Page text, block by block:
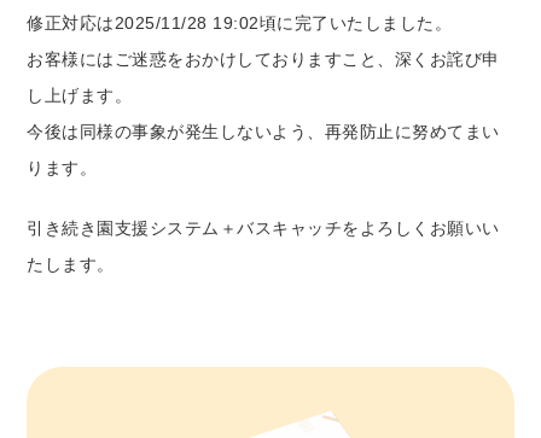
修正対応は2025/11/28 19:02頃に完了いたしました。
お客様にはご迷惑をおかけしておりますこと、深くお詫び申
し上げます。
今後は同様の事象が発生しないよう、再発防止に努めてまい
ります。
引き続き園支援システム＋バスキャッチをよろしくお願いい
たします。